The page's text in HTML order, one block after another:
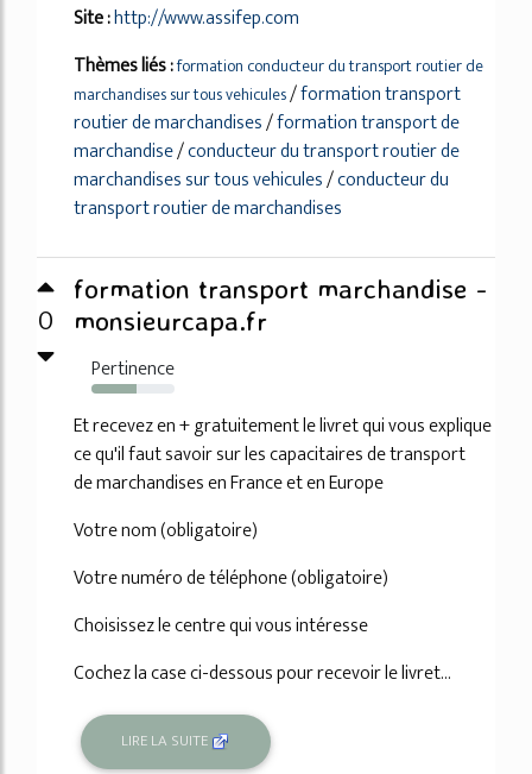
Site :http://www.assifep.com
Thèmes liés :formation conducteur du transport routier de
marchandises sur tous vehicules/formation transport
routier de marchandises/formation transport de
marchandise/conducteur du transport routier de
marchandises sur tous vehicules/conducteur du
transport routier de marchandises
0
formation transport marchandise -
monsieurcapa.fr
Pertinence
54%
Et recevez en + gratuitement le livret qui vous explique
ce qu'il faut savoir sur les capacitaires de transport
de marchandises en France et en Europe
Votre nom (obligatoire)
Votre numéro de téléphone (obligatoire)
Choisissez le centre qui vous intéresse
Cochez la case ci-dessous pour recevoir le livret...
LIRE LA SUITE